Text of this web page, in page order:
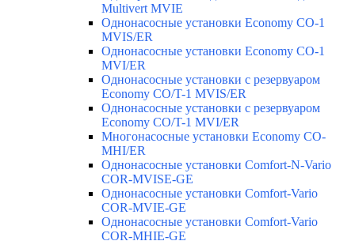
Multivert MVIE
Однонасосные установки Economy CO-1
MVIS/ER
Однонасосные установки Economy CO-1
MVI/ER
Однонасосные установки с резервуаром
Economy CO/T-1 MVIS/ER
Однонасосные установки с резервуаром
Economy CO/T-1 MVI/ER
Многонасосные установки Economy CO-
MHI/ER
Однонасосные установки Comfort-N-Vario
COR-MVISE-GE
Однонасосные установки Comfort-Vario
COR-MVIE-GE
Однонасосные установки Comfort-Vario
COR-MHIE-GE